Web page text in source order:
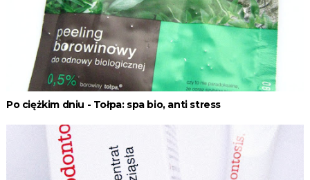
Po ciężkim dniu - Tołpa: spa bio, anti stress